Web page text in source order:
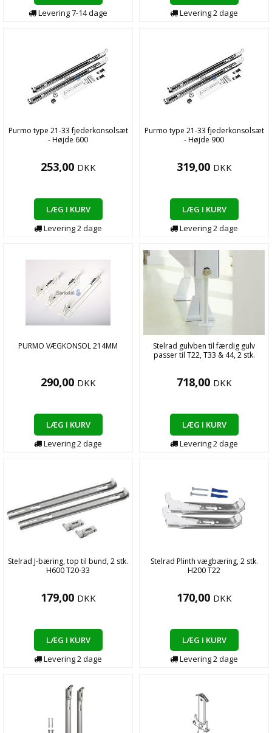
Levering7-14dage
Levering2dage
Purmo type 21-33 fjederkonsolsæt
- Højde 600
253,00 DKK
LÆG I KURV
Levering2dage
Purmo type 21-33 fjederkonsolsæt
- Højde 900
319,00 DKK
LÆG I KURV
Levering2dage
PURMO VÆGKONSOL 214MM
290,00 DKK
LÆG I KURV
Levering2dage
Stelrad gulvben til færdig gulv
passer til T22, T33 & 44, 2 stk.
718,00 DKK
LÆG I KURV
Levering2dage
Stelrad J-bæring, top til bund, 2 stk.
H600 T20-33
179,00 DKK
LÆG I KURV
Levering2dage
Stelrad Plinth vægbæring, 2 stk.
H200 T22
170,00 DKK
LÆG I KURV
Levering2dage